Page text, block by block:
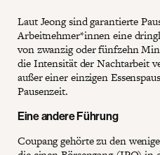
Laut Jeong sind garantierte
Arbeitnehmer*innen eine
von zwanzig oder fünfzehn
die Intensität der Nachtarbeit
außer einer einzigen
Pausenzeit.
Eine andere Führung
Coupang gehörte zu den